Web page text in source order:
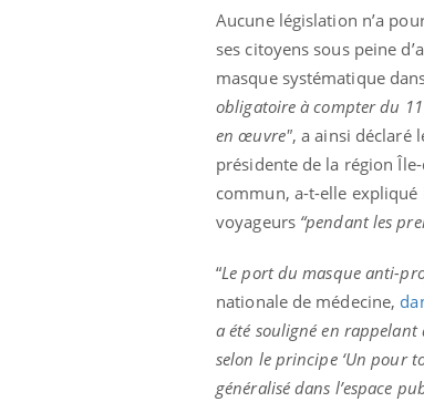
Aucune législation n’a
ses citoyens sous peine
masque systématique
obligatoire à compter du
en œuvre", a ainsi déclaré
présidente de la région
commun, a-t-elle expliqué
voyageurs“pendant les
“Le port du masque anti-
nationale de médecine,
a été souligné en rappelant
selon le principe ‘Un pour
généralisé dans l’espace